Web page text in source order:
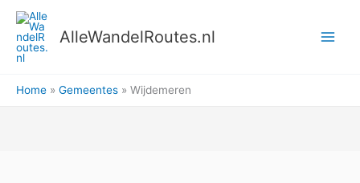
naar
inhoud
AlleWandelRoutes.nl
Home Gemeentes Wijdemeren